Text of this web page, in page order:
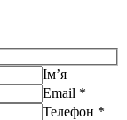
Ім’я
Email *
Телефон *